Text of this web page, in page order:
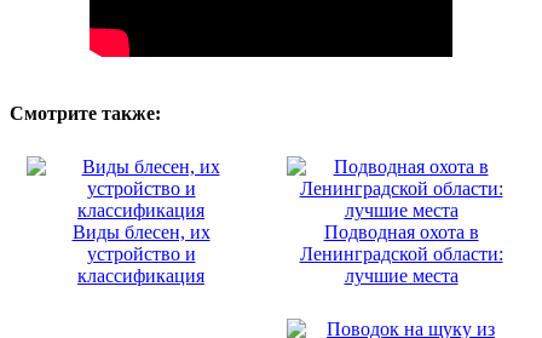
Смотрите также:
Виды блесен, их
устройство и
классификация
Подводная охота в
Ленинградской области:
лучшие места